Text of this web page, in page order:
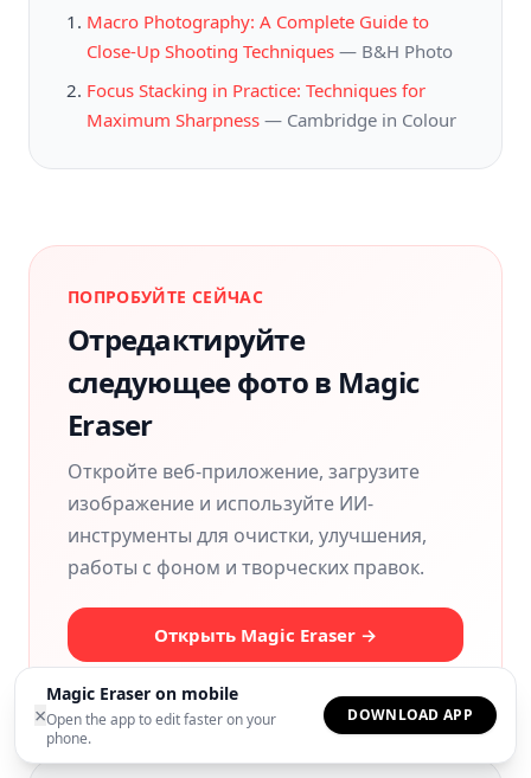
×
Magic Eraser on mobile
Open the app to edit faster on your
phone.
DOWNLOAD APP
Macro Photography: A Complete Guide to
Close-Up Shooting Techniques — B&H Photo
Focus Stacking in Practice: Techniques for
Maximum Sharpness — Cambridge in Colour
ПОПРОБУЙТЕ СЕЙЧАС
Отредактируйте
следующее фото в Magic
Eraser
Откройте веб-приложение, загрузите
изображение и используйте ИИ-
инструменты для очистки, улучшения,
работы с фоном и творческих правок.
Открыть Magic Eraser →